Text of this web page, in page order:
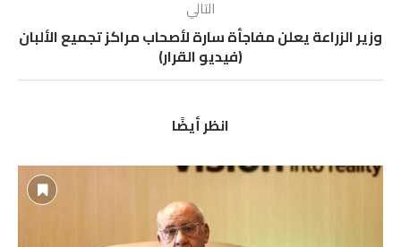
التالي
وزير الزراعة يعلن مفاجأة سارة لأصحاب مراكز تجميع الألبان
(فيديو القرار)
انظر أيضًا